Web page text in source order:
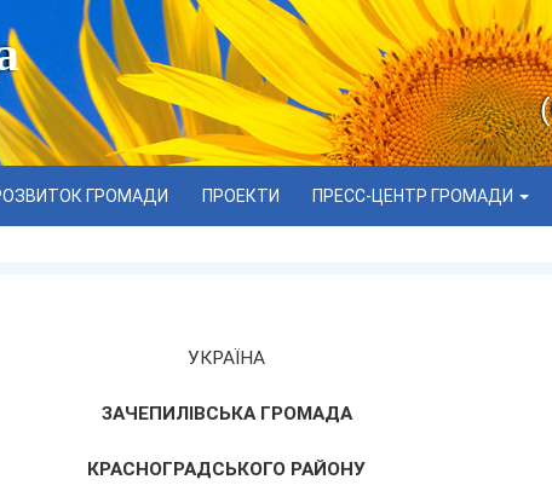
ГРОМАДИ ПРОЕКТИ ПРЕСС-ЦЕНТР ГРОМАДИ
УКРАЇНА
ЗАЧЕПИЛІВСЬКА ГРОМАДА
КРАСНОГРАДСЬКОГО РАЙОНУ